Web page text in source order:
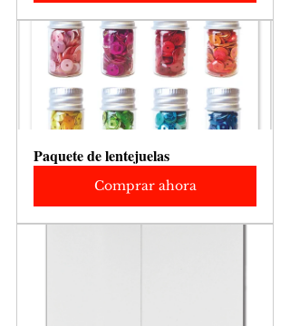
Paquete de lentejuelas
Comprar ahora